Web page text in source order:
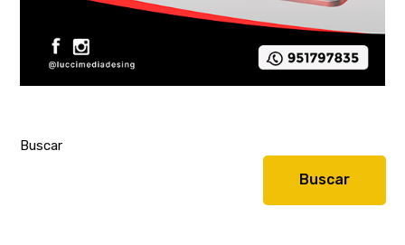
Buscar
Buscar